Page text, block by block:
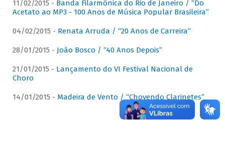
11/02/2015 - Banda Filarmônica do Rio de Janeiro / “Do
Acetato ao MP3 - 100 Anos de Música Popular Brasileira”
04/02/2015 - Renata Arruda / “20 Anos de Carreira”
28/01/2015 - João Bosco / “40 Anos Depois”
21/01/2015 - Lançamento do VI Festival Nacional de
Choro
14/01/2015 - Madeira de Vento / “Chovendo Clarinetes”